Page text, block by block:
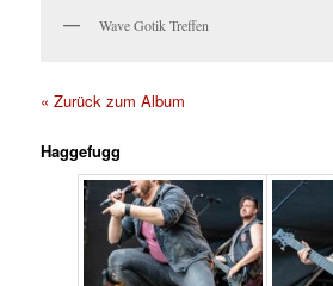
Wave Gotik Treffen
« Zurück zum Album
Haggefugg